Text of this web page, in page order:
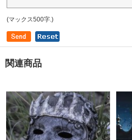
(マックス500字.)
関連商品